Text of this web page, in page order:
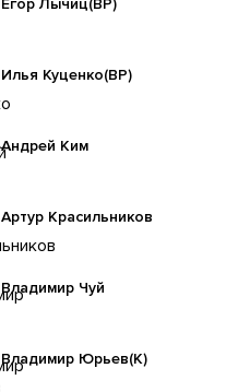
Илья Куценко(ВР)
Андрей Ким
Артур Красильников
Владимир Чуй
Владимир Юрьев(К)